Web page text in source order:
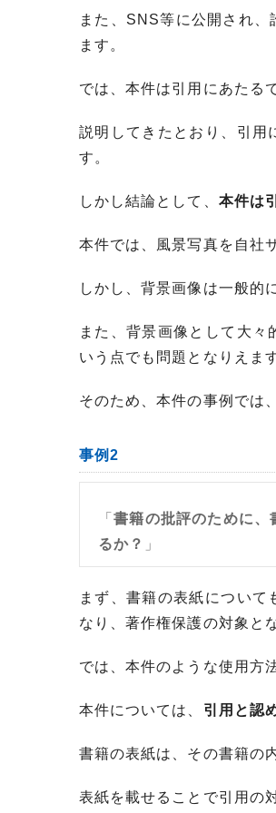
また、SNS等に公開され
ます。
では、本件は引用にあたる
説明してきたとおり、引用
す。
しかし結論として、 本件は
本件では、風景写真を自社
しかし、背景画像は一般的
また、背景画像として大
いう点でも問題となりえます
そのため、本件の事例では、
事例2
「書籍の批評のために、
るか？ 」
まず、書籍の表紙につい
なり、著作権保護の対象と
では、本件のような使用方
本件については、 引用と認
書籍の表紙は、その書籍の
表紙を載せることで引用の